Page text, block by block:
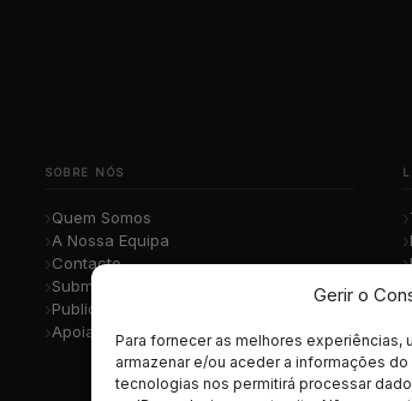
Gerir o
Para fornecer as melhores
armazenar e/ou aceder a informações
tecnologias nos permitirá processar
SOBRE NÓS
Quem Somos
A Nossa Equipa
Contacto
Submete a Tua Música
Publicidade
Apoiar o Projeto